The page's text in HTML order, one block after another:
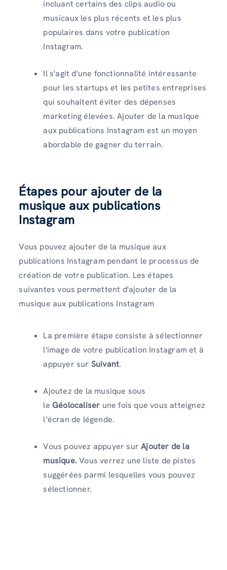
incluant certains des clips audio ou
musicaux les plus récents et les plus
populaires dans votre publication
Instagram.
Il s'agit d'une fonctionnalité intéressante
pour les startups et les petites entreprises
qui souhaitent éviter des dépenses
marketing élevées. Ajouter de la musique
aux publications Instagram est un moyen
abordable de gagner du terrain.
Étapes pour ajouter de la
musique aux publications
Instagram
Vous pouvez ajouter de la musique aux
publications Instagram pendant le processus de
création de votre publication. Les étapes
suivantes vous permettent d'ajouter de la
musique aux publications Instagram
La première étape consiste à sélectionner
l'image de votre publication Instagram et à
appuyer sur Suivant.
Ajoutez de la musique sous
le Géolocaliser une fois que vous atteignez
l’écran de légende.
Vous pouvez appuyer surAjouter de la
musique.Vous verrez une liste de pistes
suggérées parmi lesquelles vous pouvez
sélectionner.